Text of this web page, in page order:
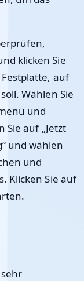
klicken Sie
auf
Wählen Sie
und
Sie auf „Jetzt
und wählen
und
Klicken Sie auf